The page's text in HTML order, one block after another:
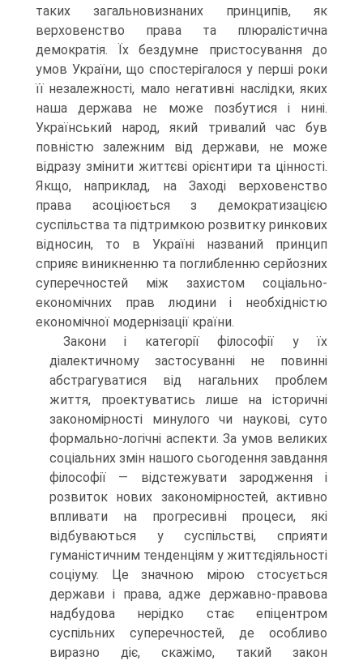
таких загальновизнаних принципів, як
верховенство права та плюралістична
демократія. Їх бездумне пристосування до
умов України, що спостерігалося у перші роки
її незалежності, мало негативні наслідки, яких
наша держава не може позбутися і нині.
Український народ, який тривалий час був
повністю залежним від держави, не може
відразу змінити життєві орієнтири та цінності.
Якщо, наприклад, на Заході верховенство
права асоціюється з демократизацією
суспільства та підтримкою розвитку ринкових
відносин, то в Україні названий принцип
сприяє виникненню та поглибленню серйозних
суперечностей між захистом соціально-
економічних прав людини і необхідністю
економічної модернізації країни.
Закони і категорії філософії у їх
діалектичному застосуванні не повинні
абстрагуватися від нагальних проблем
життя, проектуватись лише на історичні
закономірності минулого чи наукові, суто
формально-логічні аспекти. За умов великих
соціальних змін нашого сьогодення завдання
філософії — відстежувати зародження і
розвиток нових закономірностей, активно
впливати на прогресивні процеси, які
відбуваються у суспільстві, сприяти
гуманістичним тенденціям у життєдіяльності
соціуму. Це значною мірою стосується
держави і права, адже державно-правова
надбудова нерідко стає епіцентром
суспільних суперечностей, де особливо
виразно діє, скажімо, такий закон